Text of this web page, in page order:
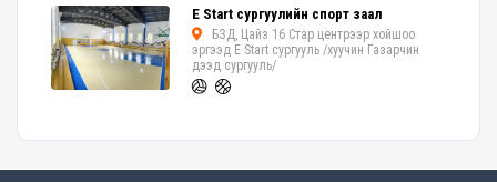
E Start сургуулийн спорт заал
БЗД, Цайз 16 Стар центрээр хойшоо
эргээд E Start сургууль /хуучин Газарчин
дээд сургууль/